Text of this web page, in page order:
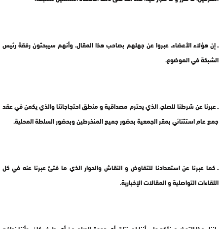
ـ إن هؤلاء الأعضاء، عبروا عن جهلهم بصاحب هذا المقال، وأنهم سيبحثون رفقة رئيس
الشبكة في الموضوع.
ـ عبرنا عن شرطنا للصلح، الذي يحترم مصداقية و منطق احتجاجاتنا والذي يكمن في عقد
جمع عام استثنائي بمقر الجمعية بحضور جميع المنخرطين وبحضور السلطة المحلية.
ـ كما عبرنا عن استعدادنا للتفاوض و النقاش والحوار الذي ما فتئ عبرنا عنه في كل
اللقاءات التواصلية و المقالات الإخبارية.